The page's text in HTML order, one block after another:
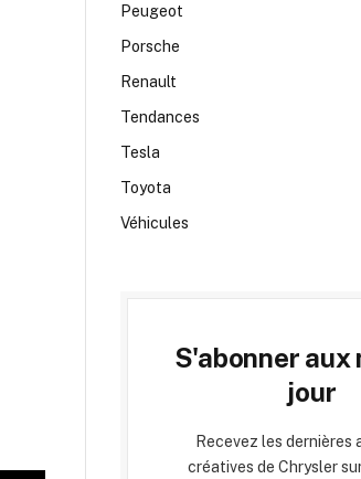
Peugeot
Porsche
Renault
Tendances
Tesla
Toyota
Véhicules
S'abonner aux
jour
Recevez les dernières
créatives de Chrysler